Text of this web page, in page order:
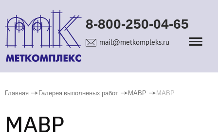
8-800-250-04-65
mail@metkompleks.ru
Главная Галерея выполненых работ МАВР МАВР
МАВР